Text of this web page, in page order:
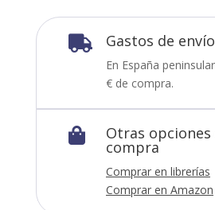
 Gastos de
En España
€ de compra.
 Otras opciones
compra
Comprar en librerías
Comprar en Amazon